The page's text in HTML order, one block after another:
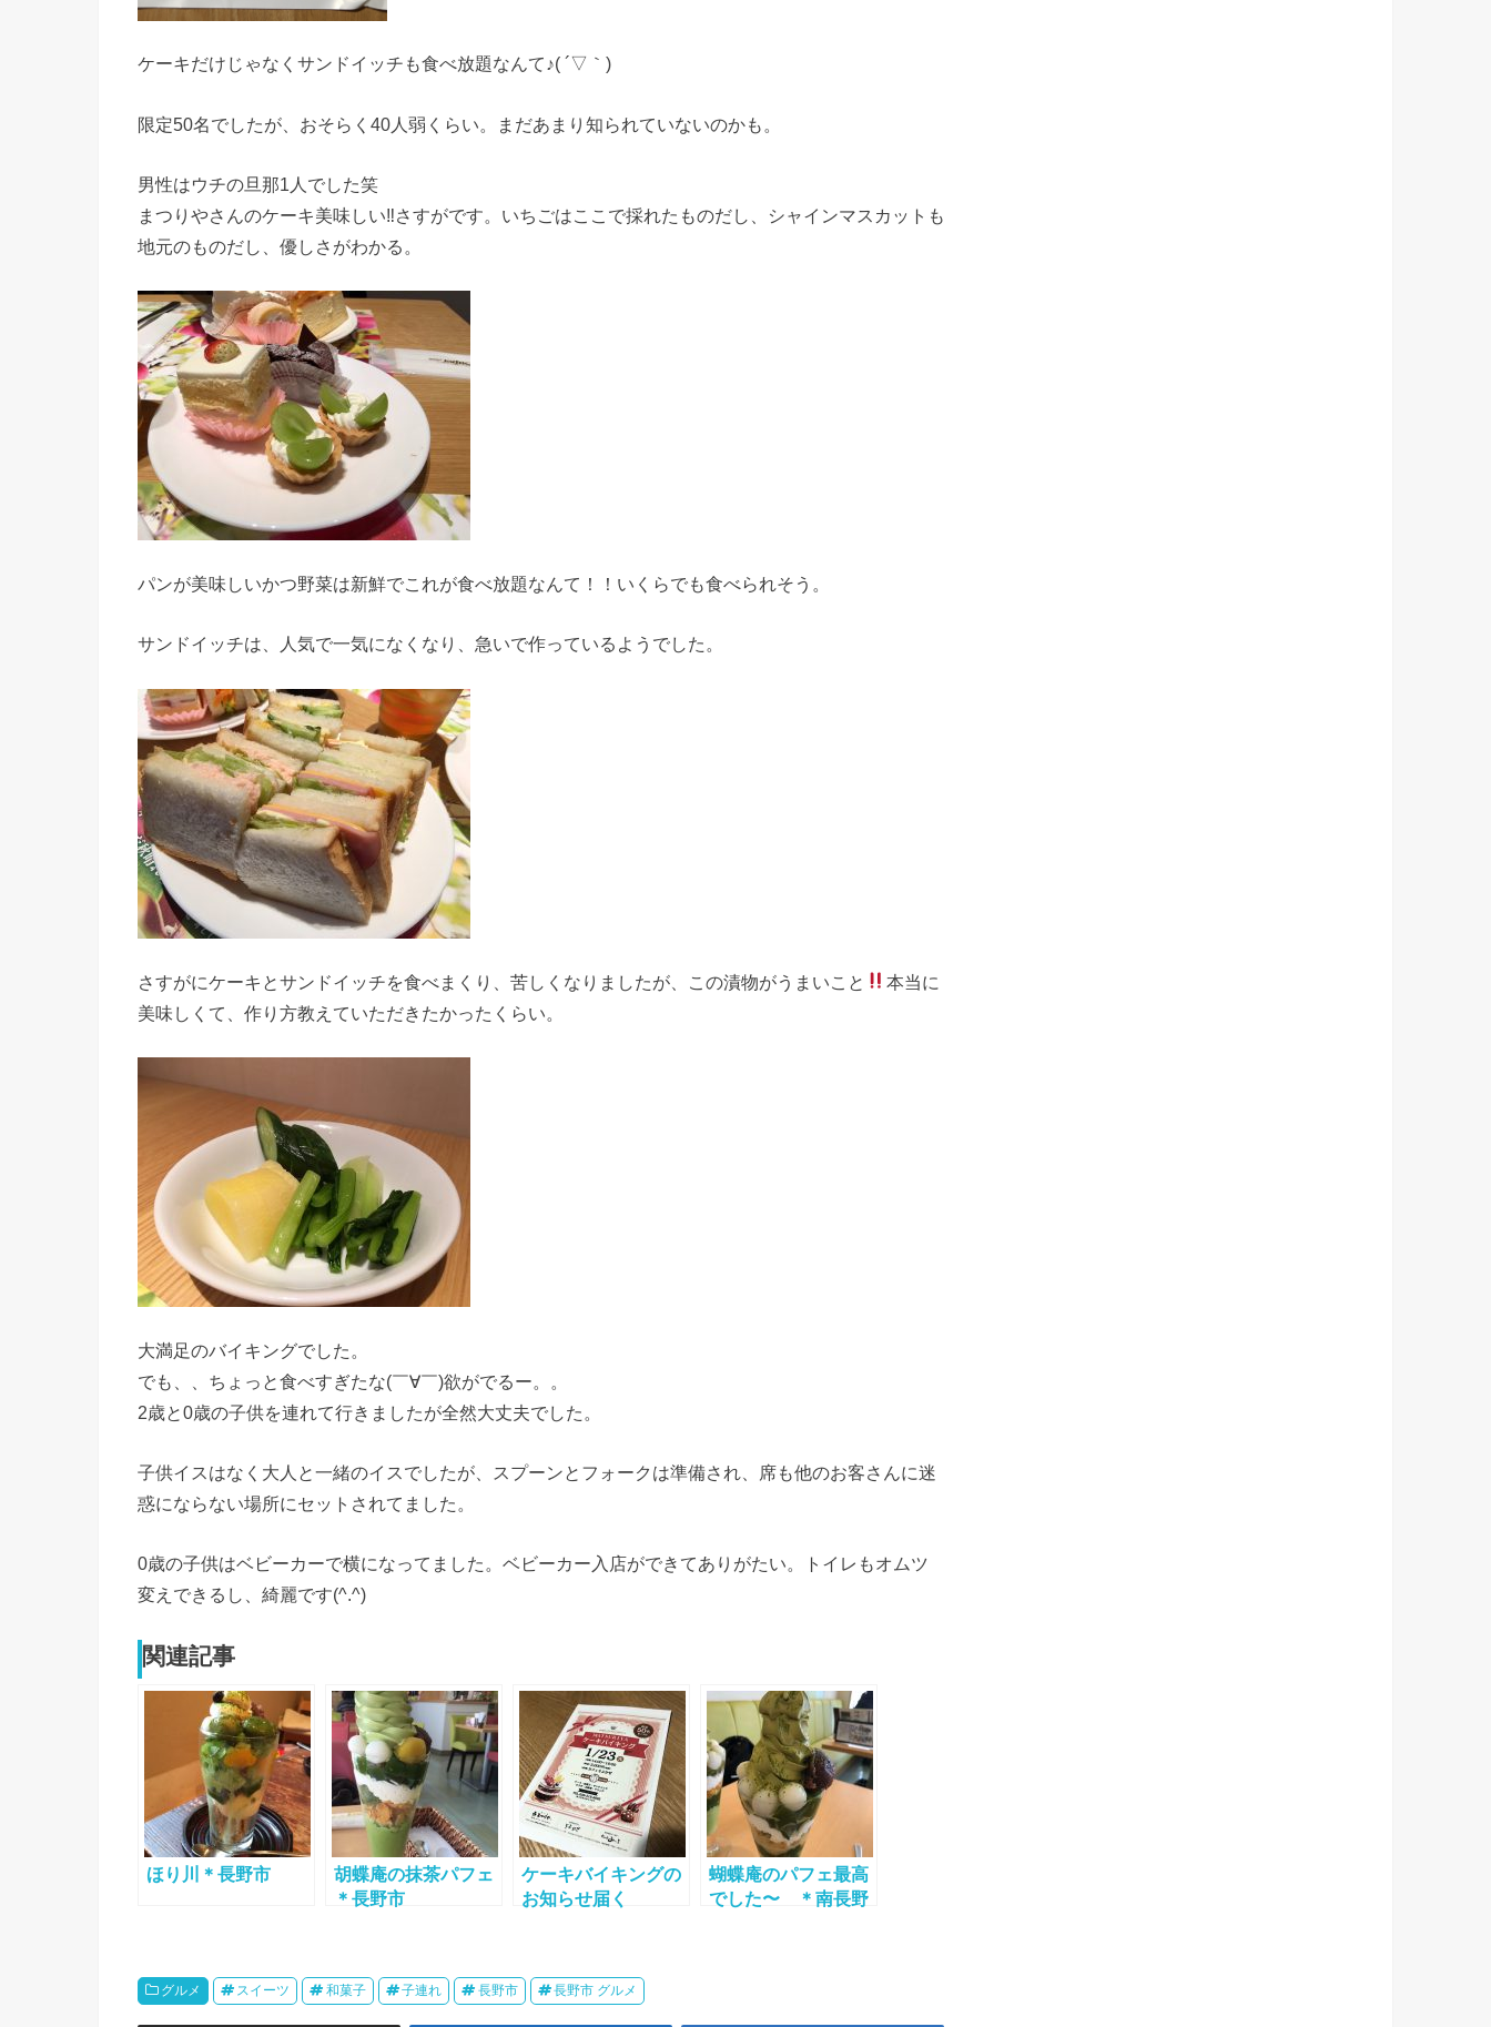
ケーキだけじゃなくサンドイッチも食べ放題なんて♪( ´▽｀)
限定50名でしたが、おそらく40人弱くらい。まだあまり知られていないのかも。
男性はウチの旦那1人でした笑
まつりやさんのケーキ美味しい‼︎さすがです。いちごはここで採れたものだし、シャインマスカットも
地元のものだし、優しさがわかる。
パンが美味しいかつ野菜は新鮮でこれが食べ放題なんて！！いくらでも食べられそう。
サンドイッチは、人気で一気になくなり、急いで作っているようでした。
さすがにケーキとサンドイッチを食べまくり、苦しくなりましたが、この漬物がうまいこと
本当に
美味しくて、作り方教えていただきたかったくらい。
大満足のバイキングでした。
でも、、ちょっと食べすぎたな(￣∀￣)欲がでるー。。
2歳と0歳の子供を連れて行きましたが全然大丈夫でした。
子供イスはなく大人と一緒のイスでしたが、スプーンとフォークは準備され、席も他のお客さんに迷
惑にならない場所にセットされてました。
0歳の子供はベビーカーで横になってました。ベビーカー入店ができてありがたい。トイレもオムツ
変えできるし、綺麗です(^.^)
関連記事
ほり川＊長野市
胡蝶庵の抹茶パフェ
＊長野市
ケーキバイキングの
お知らせ届く
蝴蝶庵のパフェ最高
でした〜 ＊南長野
グルメ スイーツ 和菓子 子連れ 長野市 長野市 グルメ